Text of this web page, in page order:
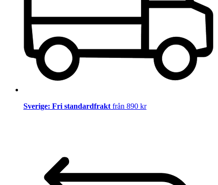
Sverige: Fri standardfrakt från 890 kr